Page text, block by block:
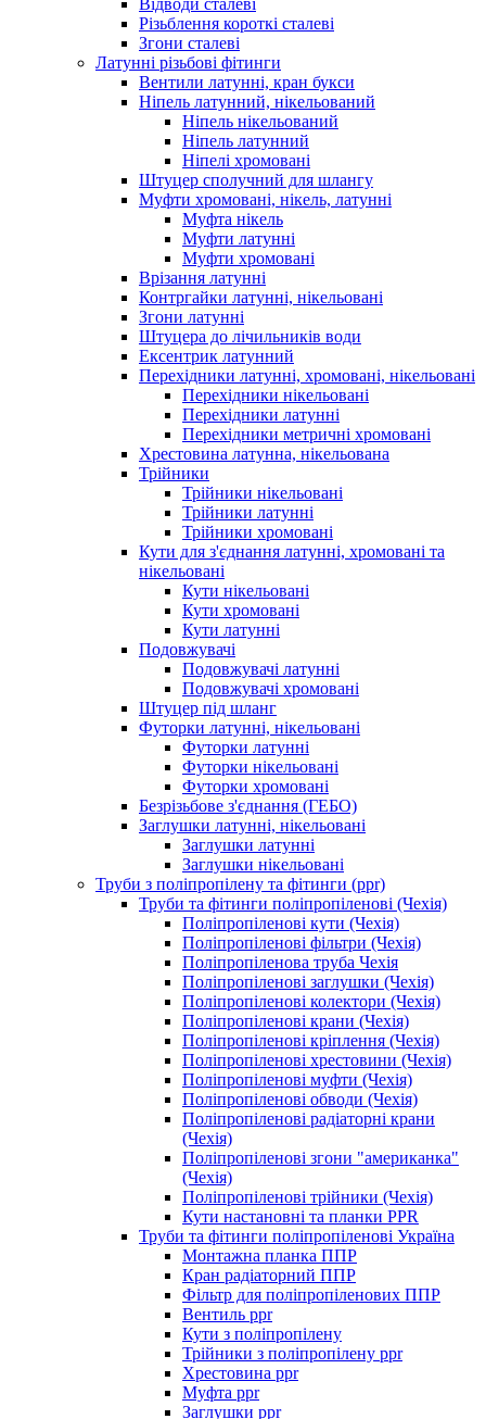
Відводи сталеві
Різьблення короткі сталеві
Згони сталеві
Латунні різьбові фітинги
Вентили латунні, кран букси
Ніпель латунний, нікельований
Ніпель нікельований
Ніпель латунний
Ніпелі хромовані
Штуцер сполучний для шлангу
Муфти хромовані, нікель, латунні
Муфта нікель
Муфти латунні
Муфти хромовані
Врізання латунні
Контргайки латунні, нікельовані
Згони латунні
Штуцера до лічильників води
Ексентрик латунний
Перехідники латунні, хромовані, нікельовані
Перехідники нікельовані
Перехідники латунні
Перехідники метричні хромовані
Хрестовина латунна, нікельована
Трійники
Трійники нікельовані
Трійники латунні
Трійники хромовані
Кути для з'єднання латунні, хромовані та
нікельовані
Кути нікельовані
Кути хромовані
Кути латунні
Подовжувачі
Подовжувачі латунні
Подовжувачі хромовані
Штуцер під шланг
Футорки латунні, нікельовані
Футорки латунні
Футорки нікельовані
Футорки хромовані
Безрізьбове з'єднання (ГЕБО)
Заглушки латунні, нікельовані
Заглушки латунні
Заглушки нікельовані
Труби з поліпропілену та фітинги (ppr)
Труби та фітинги поліпропіленові (Чехія)
Поліпропіленові кути (Чехія)
Поліпропіленові фільтри (Чехія)
Поліпропіленова труба Чехія
Поліпропіленові заглушки (Чехія)
Поліпропіленові колектори (Чехія)
Поліпропіленові крани (Чехія)
Поліпропіленові кріплення (Чехія)
Поліпропіленові хрестовини (Чехія)
Поліпропіленові муфти (Чехія)
Поліпропіленові обводи (Чехія)
Поліпропіленові радіаторні крани
(Чехія)
Поліпропіленові згони "американка"
(Чехія)
Поліпропіленові трійники (Чехія)
Кути настановні та планки PPR
Труби та фітинги поліпропіленові Україна
Монтажна планка ППР
Кран радіаторний ППР
Фільтр для поліпропіленових ППР
Вентиль ppr
Кути з поліпропілену
Трійники з поліпропілену ppr
Хрестовина ppr
Муфта ppr
Заглушки ppr